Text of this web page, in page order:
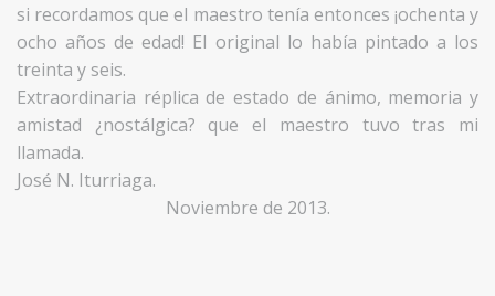
si recordamos que el maestro tenía entonces ¡ochenta y
ocho años de edad! El original lo había pintado a los
treinta y seis.
Extraordinaria réplica de estado de ánimo, memoria y
amistad ¿nostálgica? que el maestro tuvo tras mi
llamada.
José N. Iturriaga.
Noviembre de 2013.